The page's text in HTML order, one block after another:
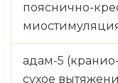
пояснично-
адам-5
сухое